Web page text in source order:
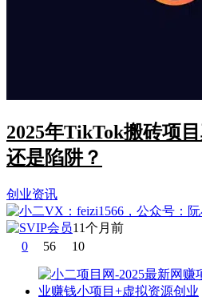
2025年TikTok搬砖项
还是陷阱？
创业资讯
11个月前
0
56 10